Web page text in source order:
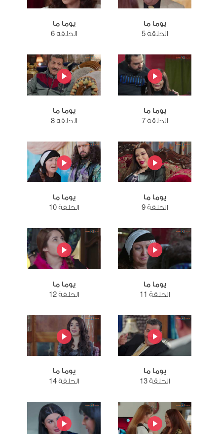
يوما ما
الحلقة 5
يوما ما
الحلقة 6
يوما ما
الحلقة 7
يوما ما
الحلقة 8
يوما ما
الحلقة 9
يوما ما
الحلقة 10
يوما ما
الحلقة 11
يوما ما
الحلقة 12
يوما ما
الحلقة 13
يوما ما
الحلقة 14